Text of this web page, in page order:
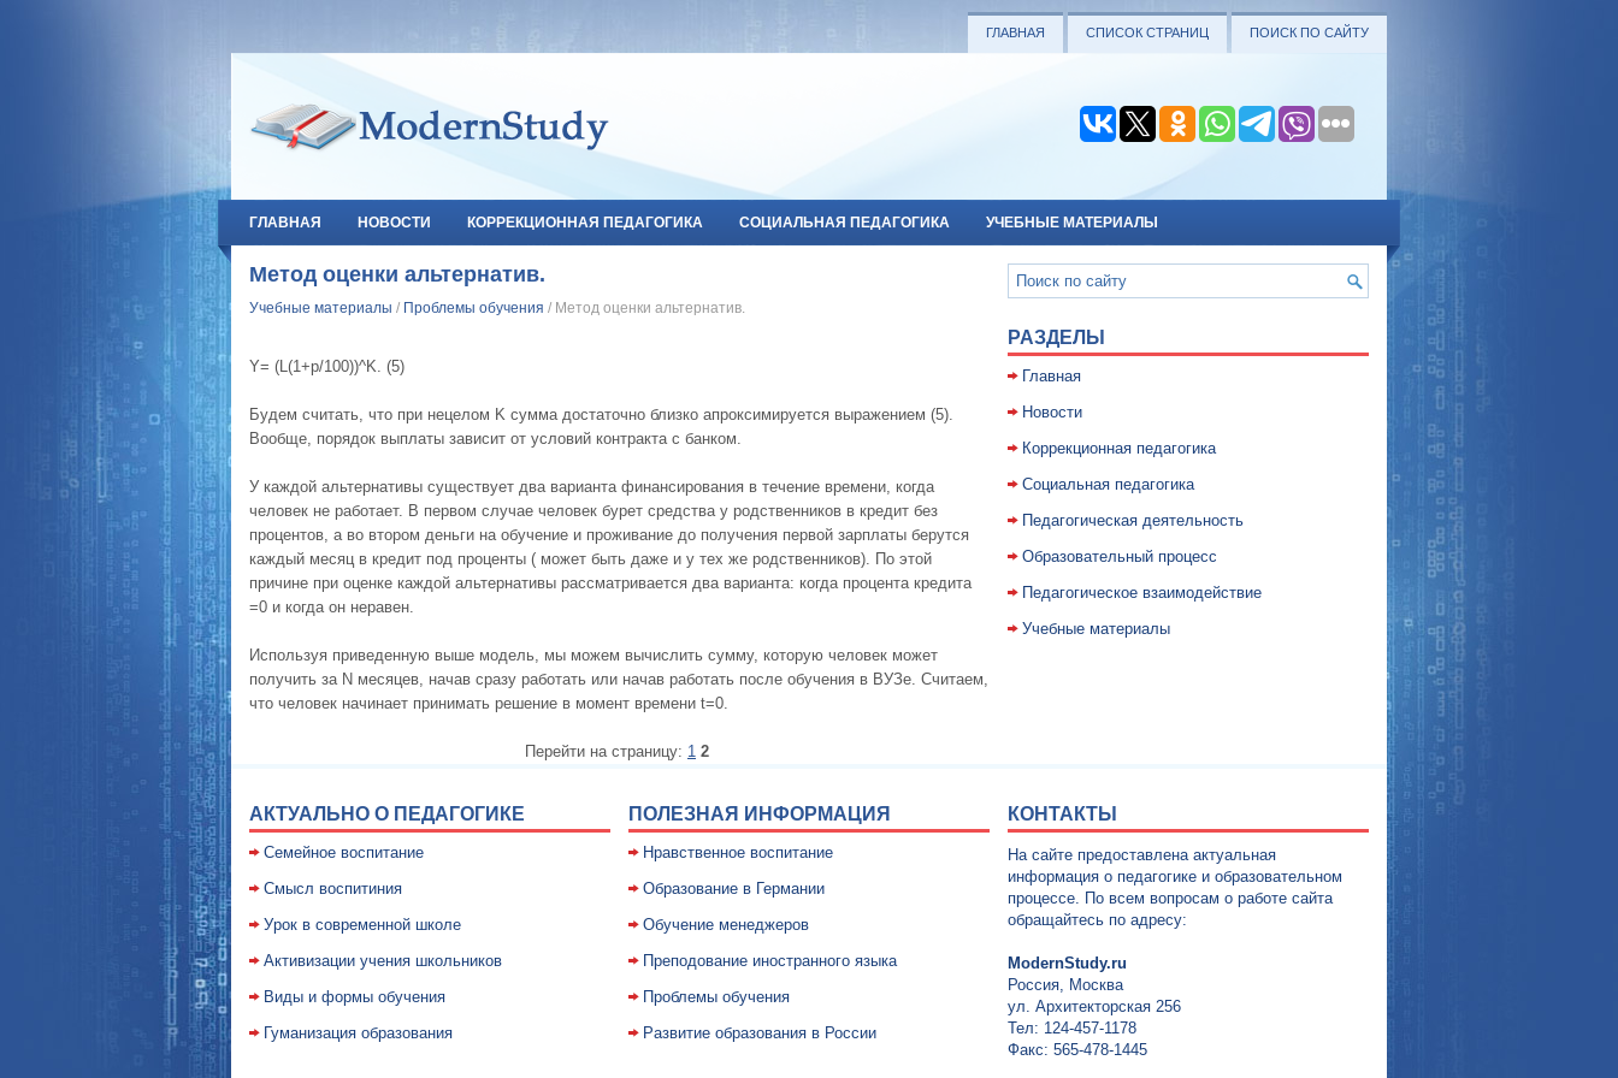
ГЛАВНАЯ СПИСОК СТРАНИЦ ПОИСК ПО САЙТУ
ГЛАВНАЯ НОВОСТИ КОРРЕКЦИОННАЯ ПЕДАГОГИКА СОЦИАЛЬНАЯ ПЕДАГОГИКА УЧЕБНЫЕ МАТЕРИАЛЫ
Метод оценки альтернатив.
Учебные материалы / Проблемы обучения / Метод оценки альтернатив.
Y= (L(1+p/100))^K. (5)
Будем считать, что при нецелом K сумма достаточно близко апроксимируется выражением (5).
Вообще, порядок выплаты зависит от условий контракта с банком.
У каждой альтернативы существует два варианта финансирования в течение времени, когда
человек не работает. В первом случае человек бурет средства у родственников в кредит без
процентов, а во втором деньги на обучение и проживание до получения первой зарплаты берутся
каждый месяц в кредит под проценты ( может быть даже и у тех же родственников). По этой
причине при оценке каждой альтернативы рассматривается два варианта: когда процента кредита
=0 и когда он неравен.
Используя приведенную выше модель, мы можем вычислить сумму, которую человек может
получить за N месяцев, начав сразу работать или начав работать после обучения в ВУЗе. Считаем,
что человек начинает принимать решение в момент времени t=0.
Перейти на страницу: 1 2
РАЗДЕЛЫ
Главная
Новости
Коррекционная педагогика
Социальная педагогика
Педагогическая деятельность
Образовательный процесс
Педагогическое взаимодействие
Учебные материалы
АКТУАЛЬНО О ПЕДАГОГИКЕ
Семейное воспитание
Смысл воспитиния
Уpок в совpеменной школе
Активизации учения школьников
Виды и формы обучения
Гуманизация образования
ПОЛЕЗНАЯ ИНФОРМАЦИЯ
Нравственное воспитание
Образование в Германии
Обучение менеджеров
Преподование иностранного языка
Проблемы обучения
Развитие образования в России
КОНТАКТЫ
На сайте предоставлена актуальная
информация о педагогике и образовательном
процессе. По всем вопросам о работе сайта
обращайтесь по адресу:
ModernStudy.ru
Россия, Москва
ул. Архитекторская 256
Тел: 124-457-1178
Факс: 565-478-1445